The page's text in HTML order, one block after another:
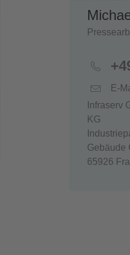
E-
Infraserv
KG
Gebäude
65926